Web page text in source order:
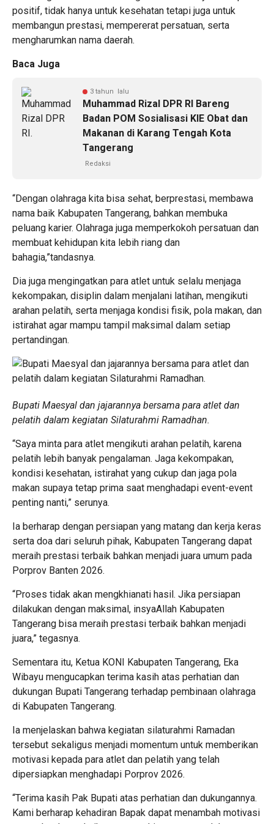
positif, tidak hanya untuk kesehatan tetapi juga untuk
membangun prestasi, mempererat persatuan, serta
mengharumkan nama daerah.
Baca Juga
3 tahun lalu
Muhammad Rizal DPR RI Bareng
Badan POM Sosialisasi KIE Obat dan
Makanan di Karang Tengah Kota
Tangerang
Redaksi
“Dengan olahraga kita bisa sehat, berprestasi, membawa
nama baik Kabupaten Tangerang, bahkan membuka
peluang karier. Olahraga juga memperkokoh persatuan dan
membuat kehidupan kita lebih riang dan
bahagia,”tandasnya.
Dia juga mengingatkan para atlet untuk selalu menjaga
kekompakan, disiplin dalam menjalani latihan, mengikuti
arahan pelatih, serta menjaga kondisi fisik, pola makan, dan
istirahat agar mampu tampil maksimal dalam setiap
pertandingan.
Bupati Maesyal dan jajarannya bersama para atlet dan
pelatih dalam kegiatan Silaturahmi Ramadhan.
“Saya minta para atlet mengikuti arahan pelatih, karena
pelatih lebih banyak pengalaman. Jaga kekompakan,
kondisi kesehatan, istirahat yang cukup dan jaga pola
makan supaya tetap prima saat menghadapi event-event
penting nanti,” serunya.
Ia berharap dengan persiapan yang matang dan kerja keras
serta doa dari seluruh pihak, Kabupaten Tangerang dapat
meraih prestasi terbaik bahkan menjadi juara umum pada
Porprov Banten 2026.
“Proses tidak akan mengkhianati hasil. Jika persiapan
dilakukan dengan maksimal, insyaAllah Kabupaten
Tangerang bisa meraih prestasi terbaik bahkan menjadi
juara,” tegasnya.
Sementara itu, Ketua KONI Kabupaten Tangerang, Eka
Wibayu mengucapkan terima kasih atas perhatian dan
dukungan Bupati Tangerang terhadap pembinaan olahraga
di Kabupaten Tangerang.
Ia menjelaskan bahwa kegiatan silaturahmi Ramadan
tersebut sekaligus menjadi momentum untuk memberikan
motivasi kepada para atlet dan pelatih yang telah
dipersiapkan menghadapi Porprov 2026.
“Terima kasih Pak Bupati atas perhatian dan dukungannya.
Kami berharap kehadiran Bapak dapat menambah motivasi